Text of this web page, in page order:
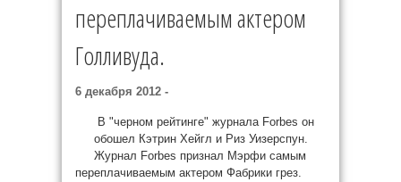
переплачиваемым актером
Голливуда.
6 декабря 2012 -
В "черном рейтинге" журнала Forbes он
обошел Кэтрин Хейгл и Риз Уизерспун.
Журнал Forbes признал Мэрфи самым
переплачиваемым актером Фабрики грез.